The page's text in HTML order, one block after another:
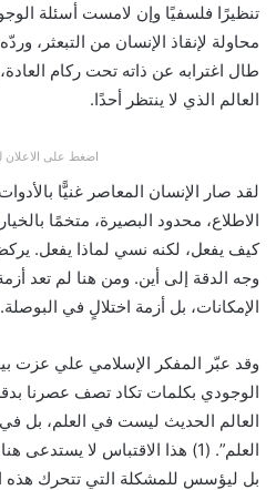
تنظيرًا فلسفيًا وإن لامست أسئلة
محاولة لإنقاذ الإنسان من التبعثر،
طال اغترابه عن ذاته تحت ركام
العالم الذي لا ينتظر أحدًا.
اضغط على الاعلان
لقد صار الإنسان المعاصر غنيًّا
الاطلاع، محدود البصيرة، متخمًا
كيف يفعل، لكنه نسي لماذا يفعل.
وجه الدقة إلى أين. ومن هنا لم تعد
الإمكانات، بل أزمة اختلالٍ في البوصلة.
وقد عبّر المفكر الإسلامي علي عزت
الوجودي بكلمات تكاد تصف عصرنا
العالم الحديث ليست في العلم، بل
العلم”. (1) هذا الاقتباس لا
بل ليؤسس للمشكلة التي تتحرك هذه